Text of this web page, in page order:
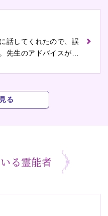
話してくれたので、誤
先生のアドバイスがな
る
る霊能者